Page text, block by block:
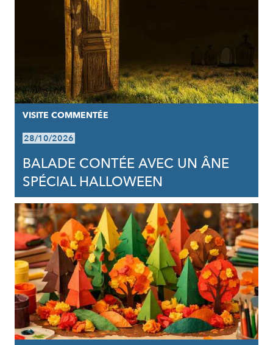
VISITE COMMENTÉE
28/10/2026
BALADE CONTÉE AVEC UN ÂNE
SPÉCIAL HALLOWEEN